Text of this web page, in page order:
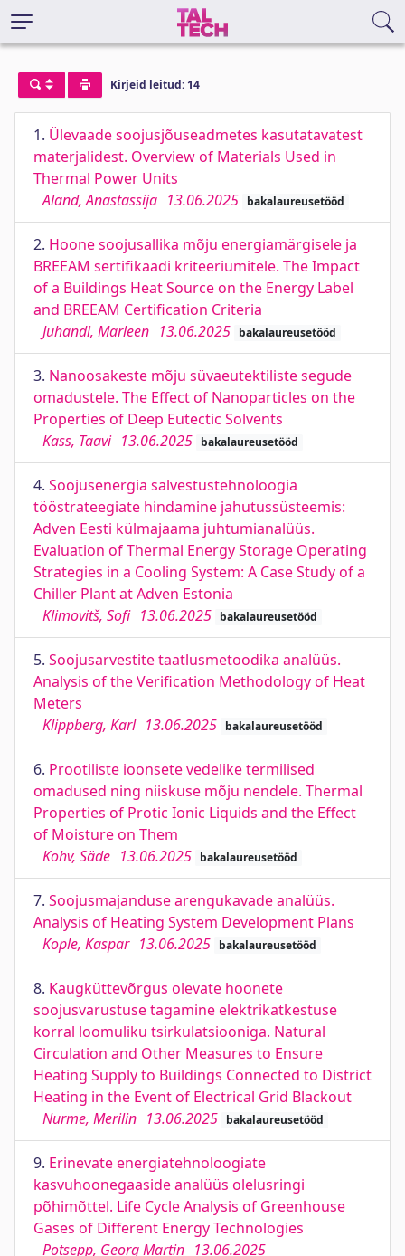
Kirjeid leitud: 14
1. Ülevaade soojusjõuseadmetes kasutatavatest
materjalidest. Overview of Materials Used in
Thermal Power Units
Aland, Anastassija 13.06.2025 bakalaureusetööd
2. Hoone soojusallika mõju energiamärgisele ja
BREEAM sertifikaadi kriteeriumitele. The Impact
of a Buildings Heat Source on the Energy Label
and BREEAM Certification Criteria
Juhandi, Marleen 13.06.2025 bakalaureusetööd
3. Nanoosakeste mõju süvaeutektiliste segude
omadustele. The Effect of Nanoparticles on the
Properties of Deep Eutectic Solvents
Kass, Taavi 13.06.2025 bakalaureusetööd
4. Soojusenergia salvestustehnoloogia
tööstrateegiate hindamine jahutussüsteemis:
Adven Eesti külmajaama juhtumianalüüs.
Evaluation of Thermal Energy Storage Operating
Strategies in a Cooling System: A Case Study of a
Chiller Plant at Adven Estonia
Klimovitš, Sofi 13.06.2025 bakalaureusetööd
5. Soojusarvestite taatlusmetoodika analüüs.
Analysis of the Verification Methodology of Heat
Meters
Klippberg, Karl 13.06.2025 bakalaureusetööd
6. Prootiliste ioonsete vedelike termilised
omadused ning niiskuse mõju nendele. Thermal
Properties of Protic Ionic Liquids and the Effect
of Moisture on Them
Kohv, Säde 13.06.2025 bakalaureusetööd
7. Soojusmajanduse arengukavade analüüs.
Analysis of Heating System Development Plans
Kople, Kaspar 13.06.2025 bakalaureusetööd
8. Kaugküttevõrgus olevate hoonete
soojusvarustuse tagamine elektrikatkestuse
korral loomuliku tsirkulatsiooniga. Natural
Circulation and Other Measures to Ensure
Heating Supply to Buildings Connected to District
Heating in the Event of Electrical Grid Blackout
Nurme, Merilin 13.06.2025 bakalaureusetööd
9. Erinevate energiatehnoloogiate
kasvuhoonegaaside analüüs olelusringi
põhimõttel. Life Cycle Analysis of Greenhouse
Gases of Different Energy Technologies
Potsepp, Georg Martin 13.06.2025